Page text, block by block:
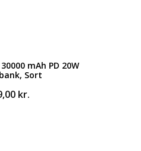
mAh PD 20W
Sort
kr.